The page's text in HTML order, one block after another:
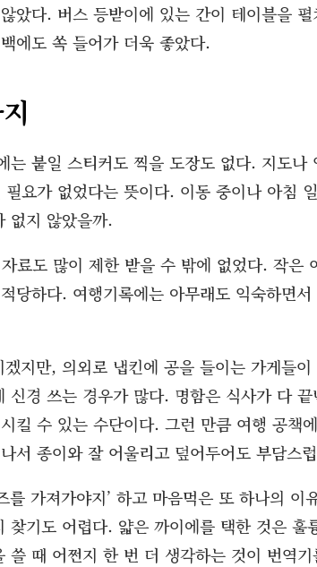
았다. 버스 등받이에 있는 간이 테이블을
에도 쏙 들어가 더욱 좋았다.
는 붙일 스티커도 찍을 도장도 없다. 지도
요가 없었다는 뜻이다. 이동 중이나 아침
없지 않았을까.
료도 많이 제한 받을 수 밖에 없었다. 작은
당하다. 여행기록에는 아무래도 익숙하면
지만, 의외로 냅킨에 공을 들이는 가게들
신경 쓰는 경우가 많다. 명함은 식사가 다
킬 수 있는 수단이다. 그런 만큼 여행 공책
서 종이와 잘 어울리고 덮어두어도 부담스
가져가야지’ 하고 마음먹은 또 하나의 이
찾기도 어렵다. 얇은 까이에를 택한 것은 훌
쓸 때 어쩐지 한 번 더 생각하는 것이 번역